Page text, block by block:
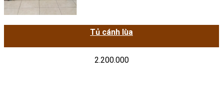
Tủ cánh lùa
2.200.000